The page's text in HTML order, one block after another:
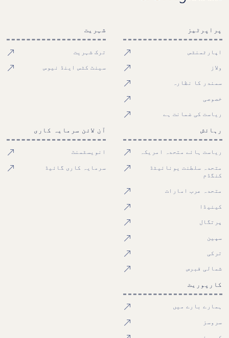
پراپرٹیز
اپارٹمنٹس
ولاز
سمندر کا نظارہ
خصوصی
ریاست کی ضمانت ہے
شہریت
ترک شہریت
سینٹ کٹس اینڈ نیوس
رہائش
ریاست ہائے متحدہ امریکہ
متحدہ سلطنت یونائیٹڈ
کنگڈم
متحدہ عرب امارات
کینیڈا
پرتگال
سپین
ترکی
شمالی قبرص
آن لائن سرمایہ کاری
انویسٹمنٹ
سرمایہ کاری گائیڈ
کارپوریٹ
ہمارے بارے میں
سروسز